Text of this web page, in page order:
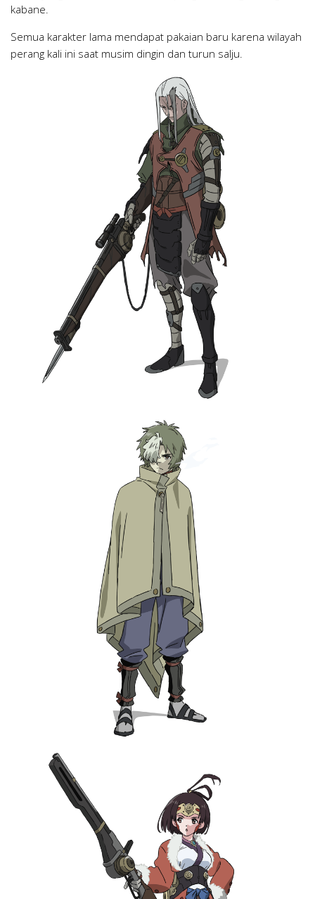
kabane.
Semua karakter lama mendapat pakaian baru karena wilayah
perang kali ini saat musim dingin dan turun salju.